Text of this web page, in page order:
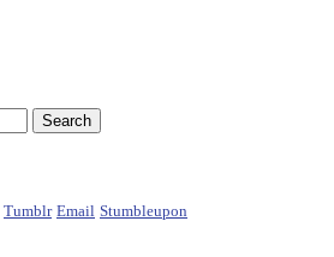
Tumblr Email Stumbleupon